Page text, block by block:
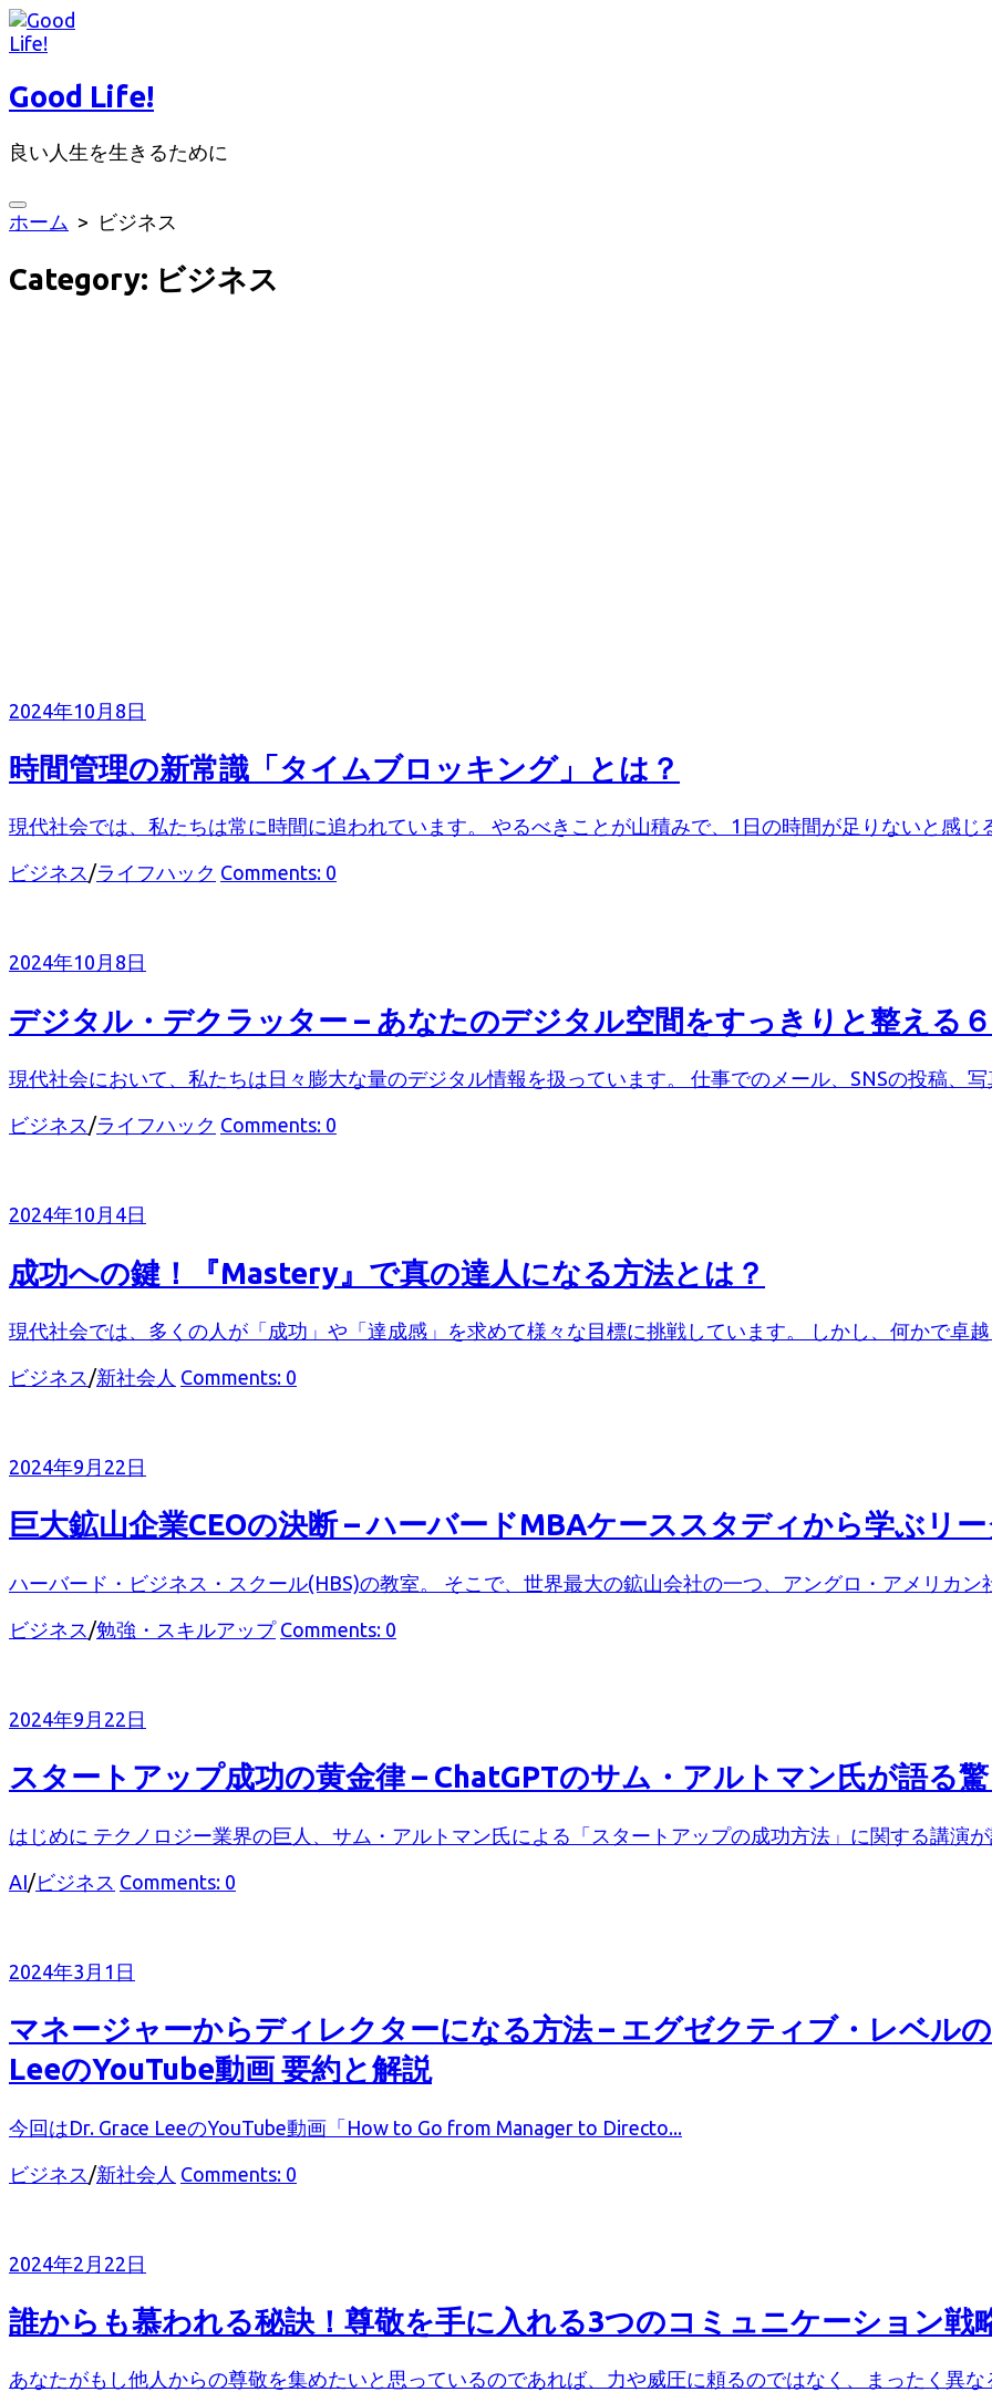
コ
ン
ン
へ
キ
ッ
Good Life!
良い人生を生きるために
検
索
り
替
ホーム > ビジネス
Category: ビジネス
2024年10月8日
時間管理の新常識「タイムブロッキング」とは？
現代社会では、私たちは常に時間に追われています。 やるべきことが山積みで、1日の時間が足りないと感じ
カ
リ
ー
ビジネス /ライフハック Comments: 0
2024年10月8日
デジタル・デクラッター – あなたのデジタル空間をすっきりと整える
現代社会において、私たちは日々膨大な量のデジタル情報を扱っています。 仕事でのメール、SNSの投稿、
カ
リ
ー
ビジネス /ライフハック Comments: 0
2024年10月4日
成功への鍵！『Mastery』で真の達人になる方法とは？
現代社会では、多くの人が「成功」や「達成感」を求めて様々な目標に挑戦しています。 しかし、何かで卓
カ
リ
ー
ビジネス /新社会人 Comments: 0
2024年9月22日
巨大鉱山企業CEOの決断 – ハーバードMBAケーススタディから学ぶリ
ハーバード・ビジネス・スクール(HBS)の教室。 そこで、世界最大の鉱山会社の一つ、アングロ・アメリカン
カ
リ
ー
ビジネス /勉強・スキルアップ Comments: 0
2024年9月22日
スタートアップ成功の黄金律 – ChatGPTのサム・アルトマン氏が語る
はじめに テクノロジー業界の巨人、サム・アルトマン氏による「スタートアップの成功方法」に関する講演
カ
リ
ー
AI/ビジネス Comments: 0
2024年3月1日
マネージャーからディレクターになる方法 – エグゼクティブ・レベル
LeeのYouTube動画 要約と解説
今回はDr. Grace LeeのYouTube動画「How to Go from Manager to Directo...
カ
リ
ー
ビジネス /新社会人 Comments: 0
2024年2月22日
誰からも慕われる秘訣！尊敬を手に入れる3つのコミュニケーション戦
あなたがもし他人からの尊敬を集めたいと思っているのであれば、力や威圧に頼るのではなく、まったく異